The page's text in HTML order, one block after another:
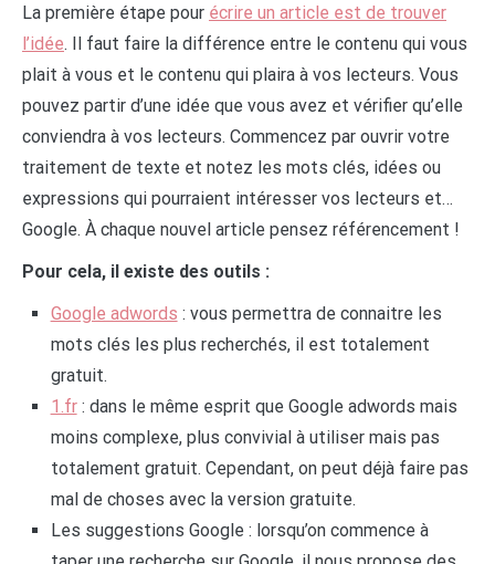
La première étape pour écrire un article est de trouver
l’idée. Il faut faire la différence entre le contenu qui vous
plait à vous et le contenu qui plaira à vos lecteurs. Vous
pouvez partir d’une idée que vous avez et vérifier qu’elle
conviendra à vos lecteurs. Commencez par ouvrir votre
traitement de texte et notez les mots clés, idées ou
expressions qui pourraient intéresser vos lecteurs et…
Google. À chaque nouvel article pensez référencement !
Pour cela, il existe des outils :
Google adwords : vous permettra de connaitre les
mots clés les plus recherchés, il est totalement
gratuit.
1.fr: dans le même esprit que Google adwords mais
moins complexe, plus convivial à utiliser mais pas
totalement gratuit. Cependant, on peut déjà faire pas
mal de choses avec la version gratuite.
Les suggestions Google : lorsqu’on commence à